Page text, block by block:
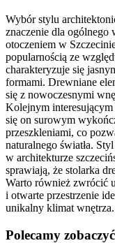
Wybór stylu
znaczenie dla
otoczeniem w
popularnością ze
charakteryzuje się
formami. Drewniane
się z nowoczesnymi
Kolejnym
się on surowym
przeszkleniami, co
naturalnego światła.
w architekturze
sprawiają, że stolarka
Warto również zwrócić
i otwarte przestrzenie
unikalny klimat wnętrza.
Polecamy zobaczyć